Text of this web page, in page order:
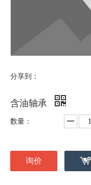
分享到：
含油轴承
数量：
询价